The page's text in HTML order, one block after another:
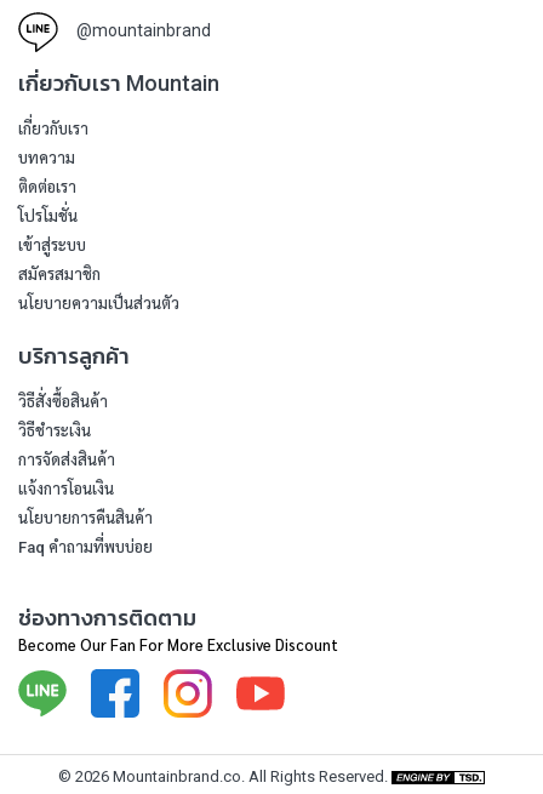
@mountainbrand
เกี่ยวกับเรา Mountain
เกี่ยวกับเรา
บทความ
ติดต่อเรา
โปรโมชั่น
เข้าสู่ระบบ
สมัครสมาชิก
นโยบายความเป็นส่วนตัว
บริการลูกค้า
วิธีสั่งซื้อสินค้า
วิธีชำระเงิน
การจัดส่งสินค้า
แจ้งการโอนเงิน
นโยบายการคืนสินค้า
Faq คำถามที่พบบ่อย
ช่องทางการติดตาม
Become Our Fan For More Exclusive Discount
© 2026 Mountainbrand.co . All Rights Reserved.